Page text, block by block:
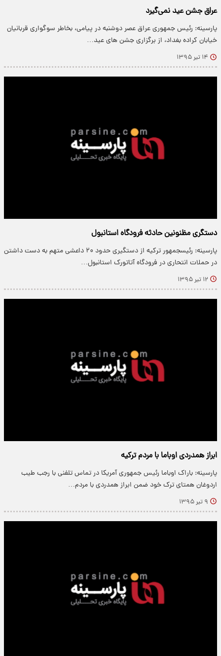
عراق جشن عید نمی‌گیرد
پارسینه: رئیس جمهوری عراق عصر دوشنبه در پیامی، بخاطر سوگواری قربانیان
خیابان کراده بغداد، از برگزاری جشن های عید…
۱۴ تیر ۱۳۹۵
دستگری مظنونین حادثه فرودگاه استانبول
پارسینه: رئیس‎جمهور ترکیه از دستگیری حدود ۲۰ داعشی متهم به دست داشتن
در حملات انتحاری در فرودگاه آتاتورک استانبول…
۱۲ تیر ۱۳۹۵
ابراز همدردی اوباما با مردم ترکیه
پارسینه: باراک اوباما رئیس جمهوری آمریکا در تماس تلفنی با رجب طیب
اردوغان همتای ترک خود ضمن ابراز همدردی با مردم…
۹ تیر ۱۳۹۵